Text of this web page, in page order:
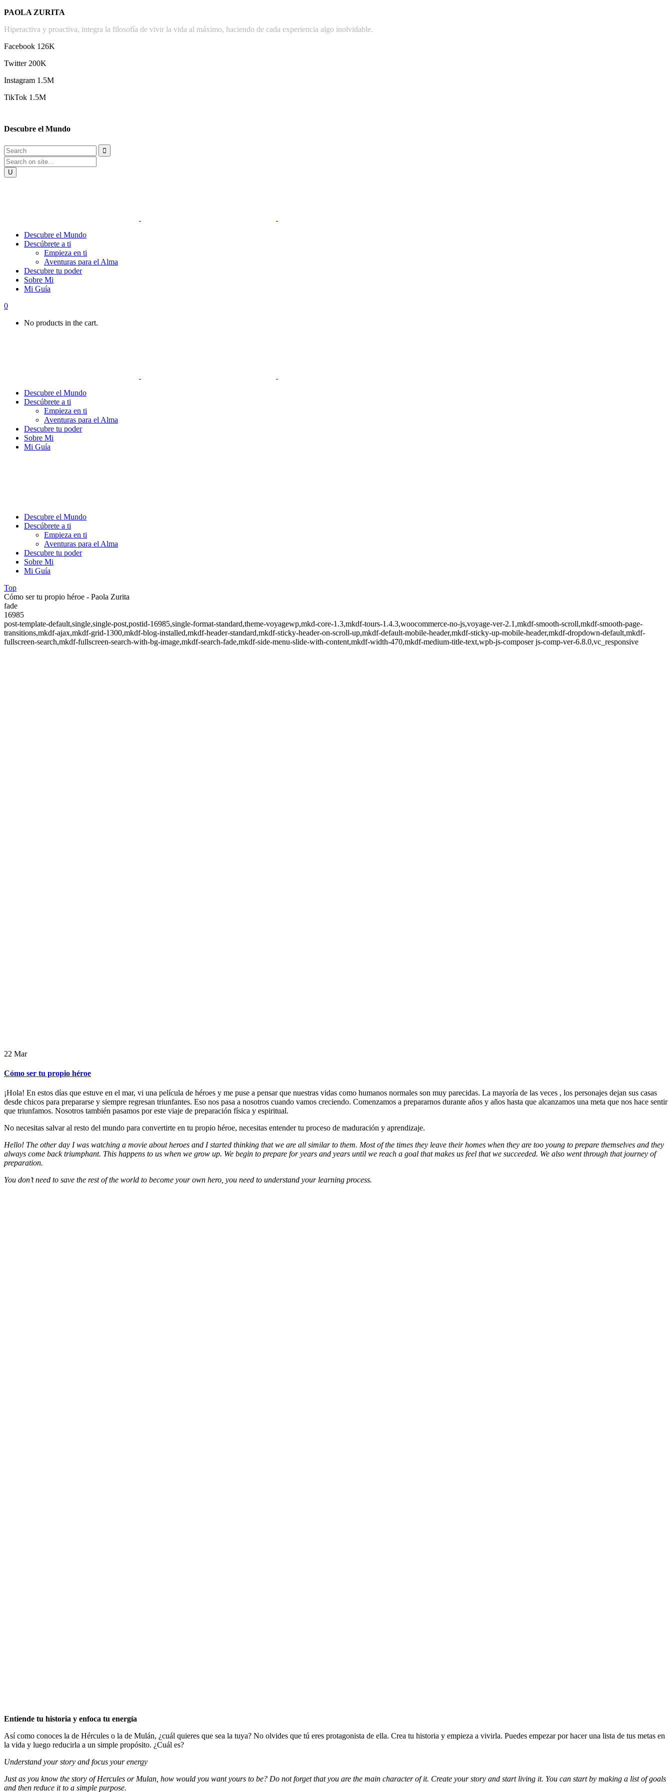
PAOLA ZURITA
Hiperactiva y proactiva, integra la filosofía de vivir la vida al máximo, haciendo de cada experiencia algo inolvidable.
Facebook 126K
Twitter 200K
Instagram 1.5M
TikTok 1.5M
Descubre el Mundo
Descubre el Mundo
Descúbrete a ti
Empieza en ti
Aventuras para el Alma
Descubre tu poder
Sobre Mi
Mi Guía
0
No products in the cart.
Descubre el Mundo
Descúbrete a ti
Empieza en ti
Aventuras para el Alma
Descubre tu poder
Sobre Mi
Mi Guía
Descubre el Mundo
Descúbrete a ti
Empieza en ti
Aventuras para el Alma
Descubre tu poder
Sobre Mi
Mi Guía
Top
Cómo ser tu propio héroe - Paola Zurita
fade
16985
post-template-default,single,single-post,postid-16985,single-format-standard,theme-voyagewp,mkd-core-1.3,mkdf-tours-1.4.3,woocommerce-no-js,voyage-ver-2.1,mkdf-smooth-scroll,mkdf-smooth-page-
transitions,mkdf-ajax,mkdf-grid-1300,mkdf-blog-installed,mkdf-header-standard,mkdf-sticky-header-on-scroll-up,mkdf-default-mobile-header,mkdf-sticky-up-mobile-header,mkdf-dropdown-default,mkdf-
fullscreen-search,mkdf-fullscreen-search-with-bg-image,mkdf-search-fade,mkdf-side-menu-slide-with-content,mkdf-width-470,mkdf-medium-title-text,wpb-js-composer js-comp-ver-6.8.0,vc_responsive
22 Mar
Cómo ser tu propio héroe
¡Hola! En estos días que estuve en el mar, vi una película de héroes y me puse a pensar que nuestras vidas como humanos normales son muy parecidas. La mayoría de las veces , los personajes dejan sus casas
desde chicos para prepararse y siempre regresan triunfantes. Eso nos pasa a nosotros cuando vamos creciendo. Comenzamos a prepararnos durante años y años hasta que alcanzamos una meta que nos hace sentir
que triunfamos. Nosotros también pasamos por este viaje de preparación física y espiritual.
No necesitas salvar al resto del mundo para convertirte en tu propio héroe, necesitas entender tu proceso de maduración y aprendizaje.
Hello! The other day I was watching a movie about heroes and I started thinking that we are all similar to them. Most of the times they leave their homes when they are too young to prepare themselves and they
always come back triumphant. This happens to us when we grow up. We begin to prepare for years and years until we reach a goal that makes us feel that we succeeded. We also went through that journey of
preparation.
You don’t need to save the rest of the world to become your own hero, you need to understand your learning process.
Entiende tu historia y enfoca tu energía
Así como conoces la de Hércules o la de Mulán, ¿cuál quieres que sea la tuya? No olvides que tú eres protagonista de ella. Crea tu historia y empieza a vivirla. Puedes empezar por hacer una lista de tus metas en
la vida y luego reducirla a un simple propósito. ¿Cuál es?
Understand your story and focus your energy
Just as you know the story of Hercules or Mulan, how would you want yours to be? Do not forget that you are the main character of it. Create your story and start living it. You can start by making a list of goals
and then reduce it to a simple purpose.